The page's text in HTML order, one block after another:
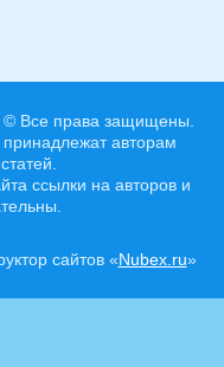
© Все права защищены.
авторам
ссылки на авторов и
сайтов «Nubex.ru»